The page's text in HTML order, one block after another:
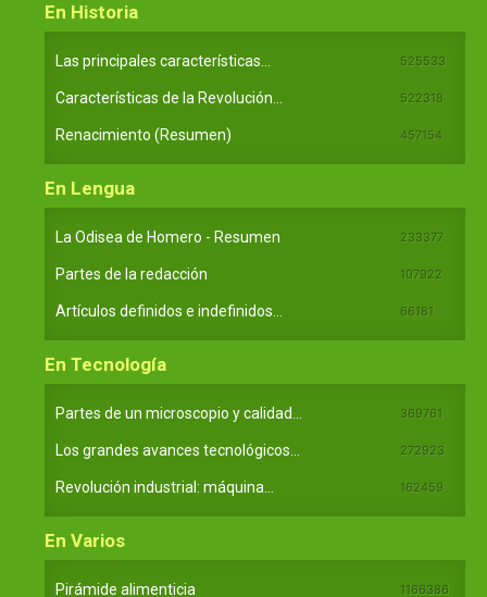
En Historia
Las principales características... 525533
Características de la Revolución... 522318
Renacimiento (Resumen) 457154
En Lengua
La Odisea de Homero - Resumen 233377
Partes de la redacción 107922
Artículos definidos e indefinidos... 66181
En Tecnología
Partes de un microscopio y calidad... 369761
Los grandes avances tecnológicos... 272923
Revolución industrial: máquina... 162459
En Varios
Pirámide alimenticia 1166386